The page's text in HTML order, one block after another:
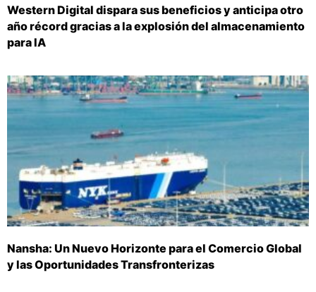
Western Digital dispara sus beneficios y anticipa otro
año récord gracias a la explosión del almacenamiento
para IA
Nansha: Un Nuevo Horizonte para el Comercio Global
y las Oportunidades Transfronterizas